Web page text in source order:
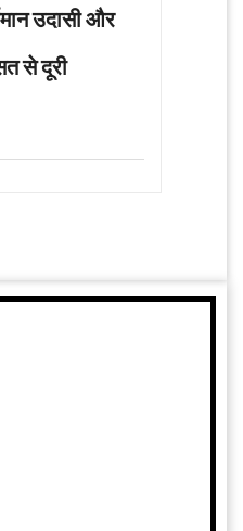
उदासी और
से दूरी